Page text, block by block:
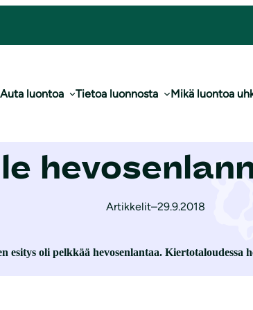
Auta luontoa Tietoa luonnosta Mikä luontoa
hevosenlannan poltosta
Artikkelit–29.9.2018
esitys oli pelkkää hevosenlantaa. Kiertotaloudessa